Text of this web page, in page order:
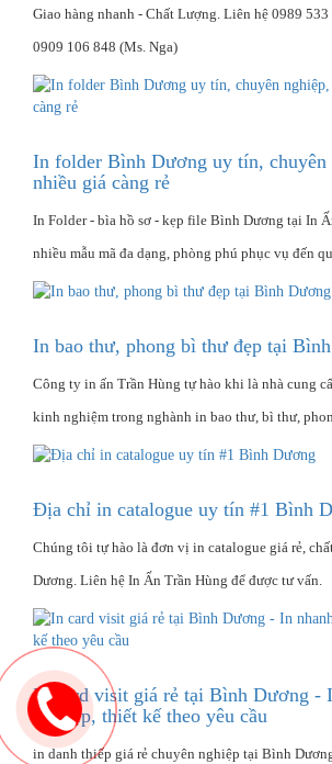
Giao hàng nhanh - Chất Lượng‎. Liên hệ 0989
0909 106 848 (Ms. Nga)
In folder Bình Dương uy tín, chuyên
nhiều giá càng rẻ
In Folder - bìa hồ sơ - kẹp file Bình Dương tại In
nhiều mẫu mã đa dạng, phòng phú phục vụ đến
In bao thư, phong bì thư đẹp tại
Công ty in ấn Trần Hùng tự hào khi là nhà cung
kinh nghiệm trong nghành in bao thư, bì thư,
Địa chỉ in catalogue uy tín #1 Bình
Chúng tôi tự hào là đơn vị in catalogue giá rẻ,
Dương. Liên hệ In Ấn Trần Hùng để được tư vấn.
In card visit giá rẻ tại Bình Dương -
mã đẹp, thiết kế theo yêu cầu
in danh thiếp giá rẻ chuyên nghiệp tại Bình